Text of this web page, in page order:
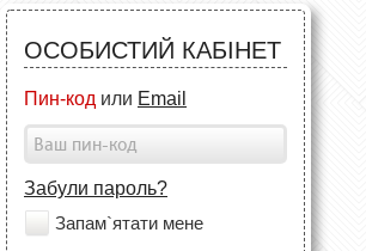
ОСОБИСТИЙ КАБІНЕТ
Пин-код или Email
Забули пароль?
Запам`ятати мене